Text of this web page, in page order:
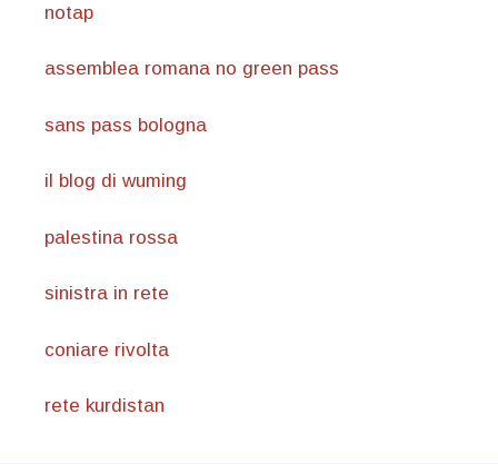
notap
assemblea romana no green pass
sans pass bologna
il blog di wuming
palestina rossa
sinistra in rete
coniare rivolta
rete kurdistan